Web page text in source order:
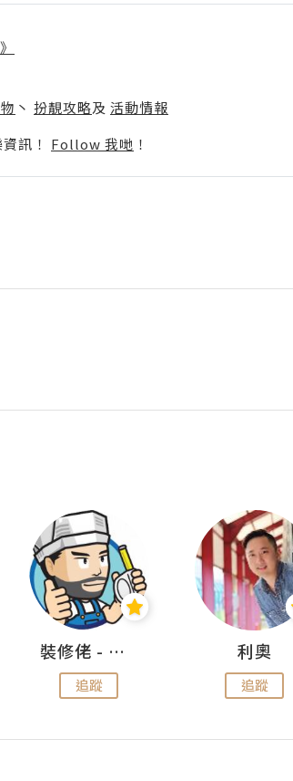
丶 扮靚攻略及 活動情報
訊！ Follow 我哋 ！
裝修佬 - 香港一站式網上裝修平台
追蹤
利奧
追蹤